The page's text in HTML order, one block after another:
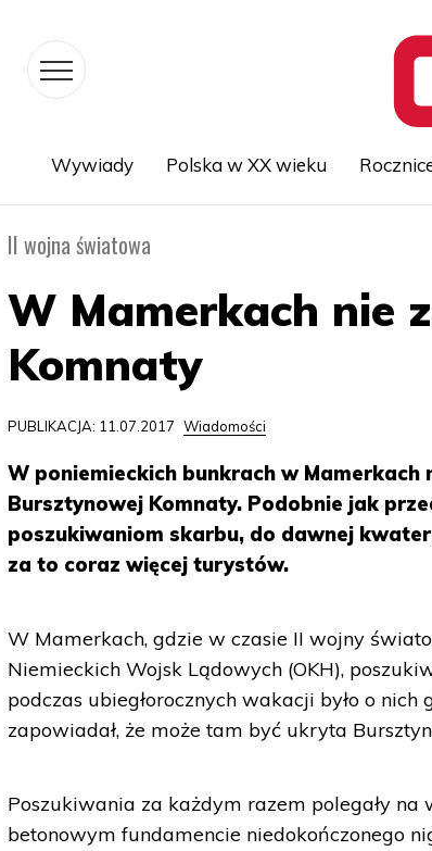
Wywiady Polska w XX wieku
II wojna światowa
W Mamerkach nie
Komnaty
PUBLIKACJA: 11.07.2017 Wiadomości
W poniemieckich bunkrach w
Bursztynowej Komnaty. Podobnie jak
poszukiwaniom skarbu, do dawnej
za to coraz więcej turystów.
W Mamerkach, gdzie w czasie II wojny
Niemieckich Wojsk Lądowych (OKH),
podczas ubiegłorocznych wakacji było o nich
zapowiadał, że może tam być ukryta
Poszukiwania za każdym razem polegały
betonowym fundamencie niedokończonego